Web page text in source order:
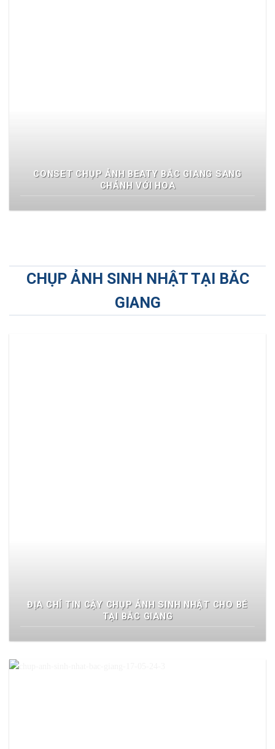
CONSET CHỤP ẢNH BEATY BẮC GIANG SANG
CHẢNH VỚI HOA
CHỤP ẢNH SINH NHẬT TẠI BĂC
GIANG
ĐỊA CHỈ TIN CẬY CHỤP ẢNH SINH NHẬT CHO BÉ
TẠI BẮC GIANG